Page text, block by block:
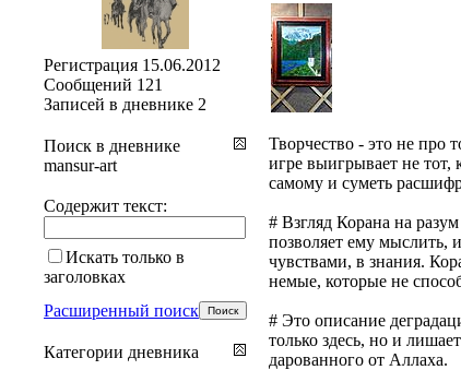
Творчество - это не про
игре выигрывает не тот,
самому и суметь
# Взгляд Корана на
позволяет ему мыслить,
чувствами, в знания.
немые, которые не
# Это описание
только здесь, но и
дарованного от Аллаха.
Регистрация 15.06.2012
Сообщений 121
Записей в дневнике 2
Поиск в дневнике
mansur-art
Содержит текст:
Искать только в
заголовках
Расширенный поиск
Категории дневника